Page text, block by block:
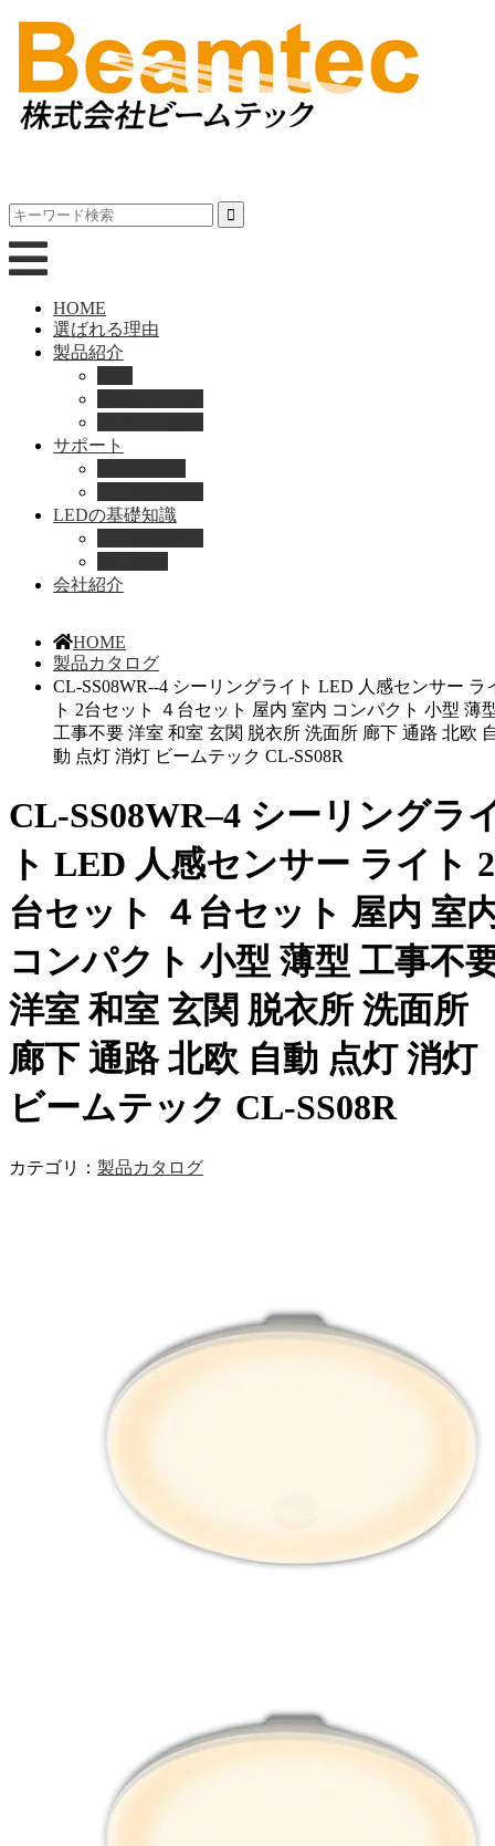
HOME
選ばれる理由
製品紹介
サポート
LEDの基礎知識
会社紹介
HOME
製品カタログ
CL-SS08WR--4 シーリングライト LED 人感センサー ラ
ト 2台セット ４台セット 屋内 室内 コンパクト 小型 薄
工事不要 洋室 和室 玄関 脱衣所 洗面所 廊下 通路 北欧
動 点灯 消灯 ビームテック CL-SS08R
CL-SS08WR–4 シーリングラ
ト LED 人感センサー ライト 2
台セット ４台セット 屋内 室
コンパクト 小型 薄型 工事不
洋室 和室 玄関 脱衣所 洗面所
廊下 通路 北欧 自動 点灯 消灯
ビームテック CL-SS08R
カテゴリ： 製品カタログ